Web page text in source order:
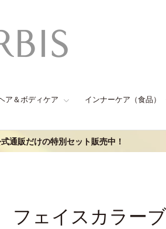
ア＆ボディケア インナーケア（食品）
通販だけの特別セット販売中！
フェイスカラー